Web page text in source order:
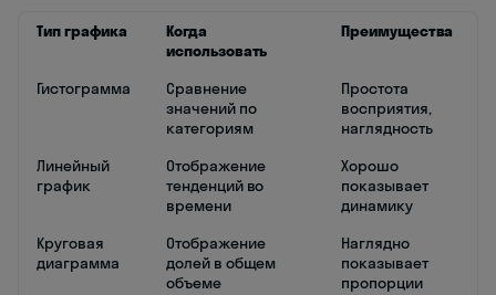
Тип графика
Когда
использовать
Преимущества
Гистограмма
Сравнение
значений по
категориям
Простота
восприятия,
наглядность
Линейный
график
Отображение
тенденций во
времени
Хорошо
показывает
динамику
Круговая
диаграмма
Отображение
долей в общем
объеме
Наглядно
показывает
пропорции